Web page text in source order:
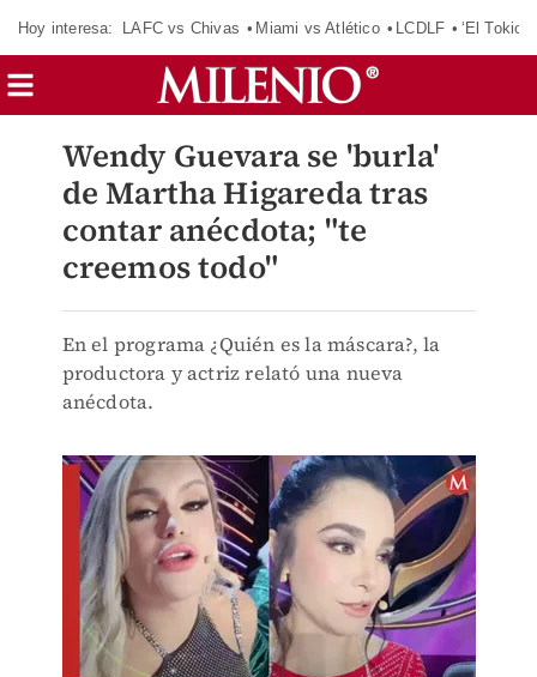
Hoy interesa: LAFC vs Chivas Miami vs Atlético LCDLF ‘El Tokio’
Wendy Guevara se 'burla'
de Martha Higareda tras
contar anécdota; "te
creemos todo"
En el programa ¿Quién es la máscara?, la
productora y actriz relató una nueva
anécdota.